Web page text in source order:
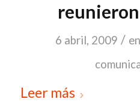
6 abril, 2009 / en
Leer más